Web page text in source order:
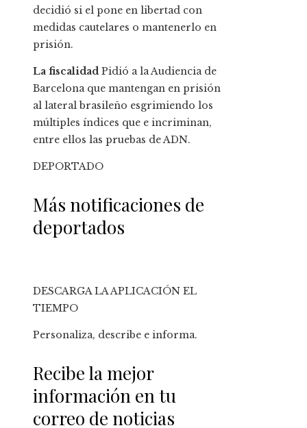
decidió si el pone en libertad con
medidas cautelares o mantenerlo en
prisión.
La fiscalidad Pidió a la Audiencia de
Barcelona que mantengan en prisión
al lateral brasileño esgrimiendo los
múltiples índices que e incriminan,
entre ellos las pruebas de ADN.
DEPORTADO
Más notificaciones de
deportados
DESCARGA LA APLICACIÓN EL
TIEMPO
Personaliza, describe e informa.
Recibe la mejor
información en tu
correo de noticias